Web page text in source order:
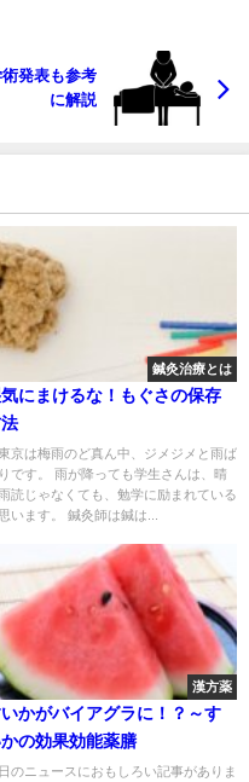
発表も参考
に解説
鍼灸治療とは
にまけるな！もぐさの保存
京は梅雨のど真ん中、ジメジメと雨ば
です。 雨が降っても学生さんは、晴
読じゃなくても、勉学に励まれている
います。 鍼灸師は鍼は...
漢方薬
かがバイアグラに！？～す
の効果効能薬膳
のニュースにおもしろい記事がありま